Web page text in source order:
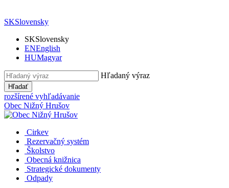
SKSlovensky
SKSlovensky
ENEnglish
HUMagyar
Hľadaný výraz
Hľadať
rozšírené vyhľadávanie
Obec Nižný Hrušov
Cirkev
Rezervačný systém
Školstvo
Obecná knižnica
Strategické dokumenty
Odpady